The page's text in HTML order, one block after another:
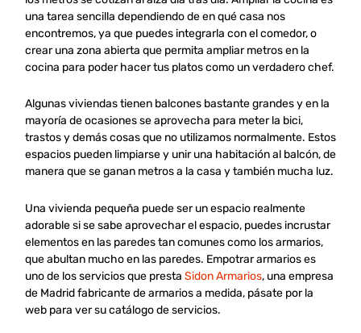
una tarea sencilla dependiendo de en qué casa nos
encontremos, ya que puedes integrarla con el comedor, o
crear una zona abierta que permita ampliar metros en la
cocina para poder hacer tus platos como un verdadero chef.
Algunas viviendas tienen balcones bastante grandes y en la
mayoría de ocasiones se aprovecha para meter la bici,
trastos y demás cosas que no utilizamos normalmente. Estos
espacios pueden limpiarse y unir una habitación al balcón, de
manera que se ganan metros a la casa y también mucha luz.
Una vivienda pequeña puede ser un espacio realmente
adorable si se sabe aprovechar el espacio, puedes incrustar
elementos en las paredes tan comunes como los armarios,
que abultan mucho en las paredes. Empotrar armarios es
uno de los servicios que presta Sidon Armarios, una empresa
de Madrid fabricante de armarios a medida, pásate por la
web para ver su catálogo de servicios.